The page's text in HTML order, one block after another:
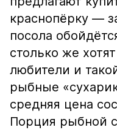
краснопёрку —
посола
столько же
любители и
рыбные
средняя цена
Порция рыбной